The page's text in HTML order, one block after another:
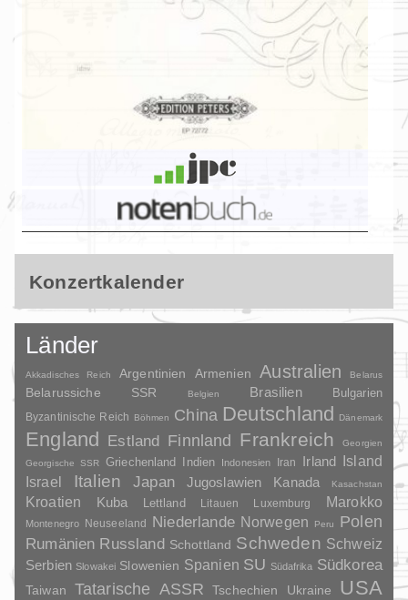
Konzertkalender
Länder
Akkadisches Reich Argentinien Armenien Australien Belarus
Belarussiche SSR Belgien Brasilien Bulgarien
Byzantinische Reich Böhmen China Deutschland Dänemark
England Estland Finnland Frankreich
Georgien
Georgische SSR
Griechenland Indien Indonesien Iran Irland
Island
Israel
Italien Japan Jugoslawien Kanada Kasachstan
Kroatien Kuba Lettland Litauen Luxemburg Marokko
Montenegro Neuseeland Niederlande Norwegen Peru
Polen
Rumänien Russland Schottland Schweden Schweiz
Serbien Slowakei Slowenien Spanien SU Südafrika Südkorea
Taiwan Tatarische ASSR Tschechien Ukraine USA